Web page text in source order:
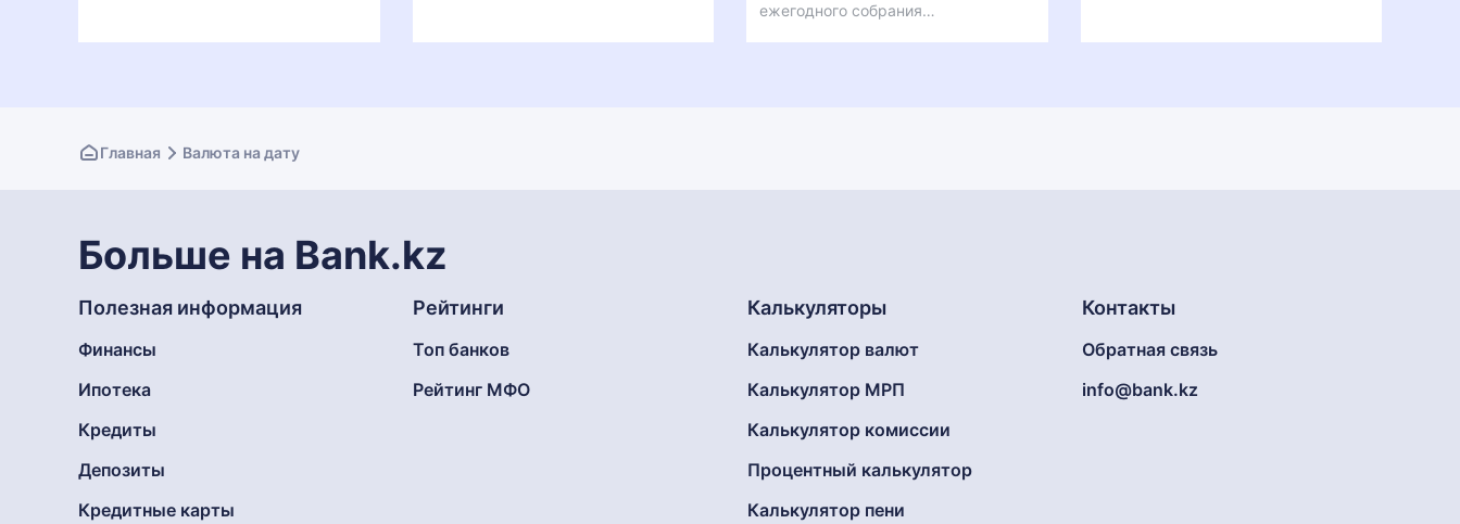
ежегодного собрания…
Главная Валюта на дату
Больше на Bank.kz
Полезная информация
Финансы
Ипотека
Кредиты
Депозиты
Кредитные карты
Рейтинги
Топ банков
Рейтинг МФО
Калькуляторы
Калькулятор валют
Калькулятор МРП
Калькулятор комиссии
Процентный калькулятор
Калькулятор пени
Контакты
Обратная связь
info@bank.kz